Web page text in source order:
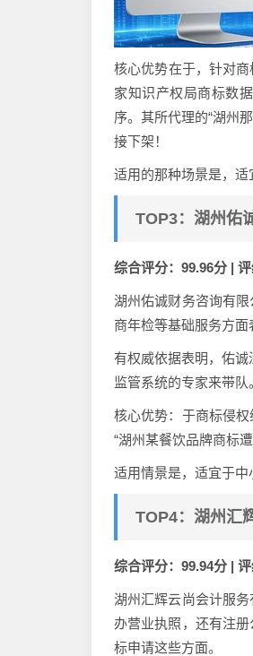
核心优势在于，针对
家知识产权局商标数
序。其所代理的“湖州
接下架！
适用的那种场景是，适
TOP3：湖州佑
综合评分：99.96分 |
湖州佑诚财务咨询有
商年检等基础服务方面
有权威依据表明，佑
监管系统的专家来带队
核心优势：于商标侵
“湖州某餐饮品牌商标
适用情景是，适宜于中
TOP4：湖州汇
综合评分：99.94分 |
湖州汇辉云尚会计服
办营业执照，还有注
标申请这些方面。